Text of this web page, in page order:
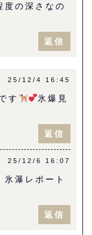
度の深さなの
返信
25/12/4 16:45
す
氷爆見
返信
25/12/6 16:07
瀑レポート
返信